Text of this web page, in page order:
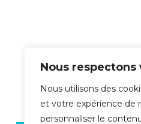
Nous
Nous utilisons des
et votre expérience de
personnaliser le